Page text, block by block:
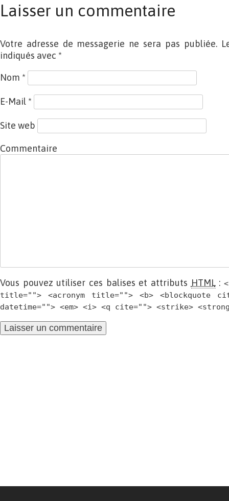
Laisser un commentaire
Votre adresse de messagerie ne sera pas publiée.
indiqués avec *
Nom *
E-Mail *
Site web
Commentaire
Vous pouvez utiliser ces balises et attributs HTML:
title=""> <acronym title=""> <b> <blockquote
datetime=""> <em> <i> <q cite=""> <strike>